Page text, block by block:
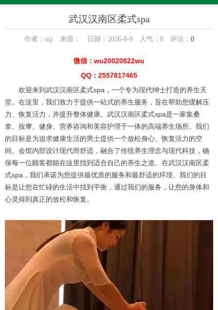
武汉汉南区柔式spa
作者：aqi 来源： 日期：2026-8-9 人气： 8评论： 0
微信：wu20020822wu
QQ：2557817465
欢迎来到武汉汉南区柔式spa，一个专为现代绅士打造的养生天
堂。在这里，我们致力于提供一站式的养生服务，旨在帮助您缓解压
力、恢复活力，并提升整体健康。武汉汉南区柔式spa是一家集桑
拿、按摩、健身、营养咨询和美容护理于一体的高端养生场所。我们
的目标是为追求健康生活的男士提供一个放松身心、恢复活力的空
间。会馆内部设计现代而舒适，融合了传统养生理念与现代科技，确
保每一位顾客都能在这里找到适合自己的养生之道。在武汉汉南区柔
式spa，我们承诺为您提供最优质的服务和最舒适的环境。我们的目
标是让您在忙碌的生活中找到平衡，通过我们的服务，让您的身体和
心灵得到真正的放松和恢复。